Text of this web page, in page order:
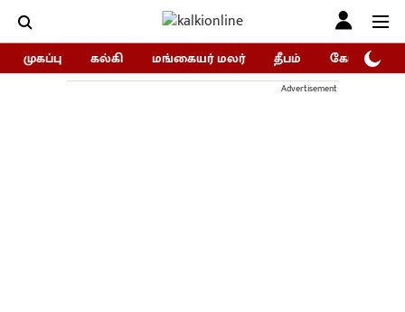
முகப்பு கல்கி மங்கையர் மலர் தீபம் கோகுலம்/
Advertisement